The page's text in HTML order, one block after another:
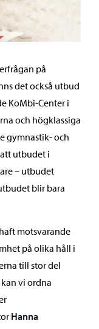
på
det också utbud
KoMbi-Center i
och högklassiga
gymnastik- och
utbudet i
– utbudet
blir bara
motsvarande
på olika håll i
till stor del
vi ordna
Hanna